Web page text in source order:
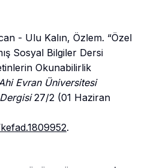
- Ulu Kalın, Özlem. “Özel
Sosyal Bilgiler Dersi
Okunabilirlik
Evran Üniversitesi
27/2 (01 Haziran
.